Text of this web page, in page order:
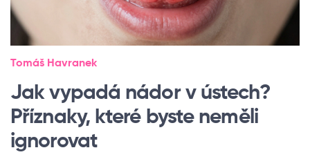
Tomáš Havranek
Jak vypadá nádor v ústech?
Příznaky, které byste neměli
ignorovat